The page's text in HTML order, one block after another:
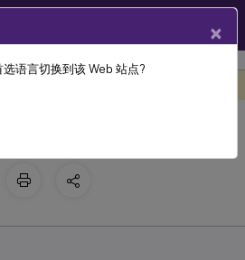
Profile Management 2209
日志文件
×
语言切换到该 Web 站点?